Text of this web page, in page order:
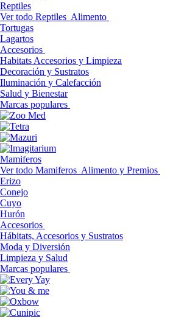
Reptiles
Ver todo Reptiles Alimento
Tortugas
Lagartos
Accesorios
Habitats Accesorios y Limpieza
Decoración y Sustratos
Iluminación y Calefacción
Salud y Bienestar
Marcas populares
Mamiferos
Ver todo Mamiferos Alimento y Premios
Erizo
Conejo
Cuyo
Hurón
Accesorios
Hábitats, Accesorios y Sustratos
Moda y Diversión
Limpieza y Salud
Marcas populares